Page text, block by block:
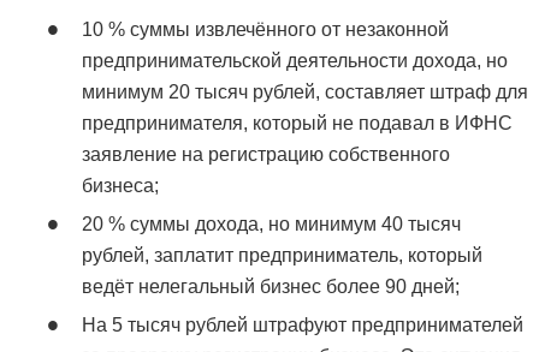
10 % суммы извлечённого от незаконной
предпринимательской деятельности дохода, но
минимум 20 тысяч рублей, составляет штраф для
предпринимателя, который не подавал в ИФНС
заявление на регистрацию собственного
бизнеса;
20 % суммы дохода, но минимум 40 тысяч
рублей, заплатит предприниматель, который
ведёт нелегальный бизнес более 90 дней;
На 5 тысяч рублей штрафуют предпринимателей